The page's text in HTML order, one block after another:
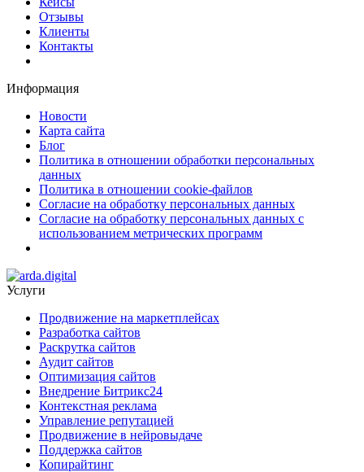
Отзывы
Клиенты
Контакты
Информация
Новости
Карта сайта
Блог
Политика в отношении обработки персональных
данных
Политика в отношении cookie-файлов
Согласие на обработку персональных данных
Согласие на обработку персональных данных с
использованием метрических программ
Услуги
Продвижение на маркетплейсах
Разработка сайтов
Раскрутка сайтов
Аудит сайтов
Оптимизация сайтов
Внедрение Битрикс24
Контекстная реклама
Управление репутацией
Продвижение в нейровыдаче
Поддержка сайтов
Копирайтинг